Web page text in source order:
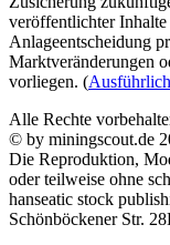
veröffentlichter
Anlageentscheidung
Marktveränderungen
vorliegen. (
Alle Rechte
© by miningscout.de
Die Reproduktion,
oder teilweise ohne
hanseatic stock
Schönböckener Str.